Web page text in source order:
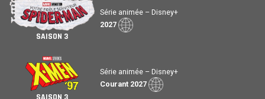
SAISON 3
Série animée – Disney+
2027
Série animée – Disney+
Courant 2027